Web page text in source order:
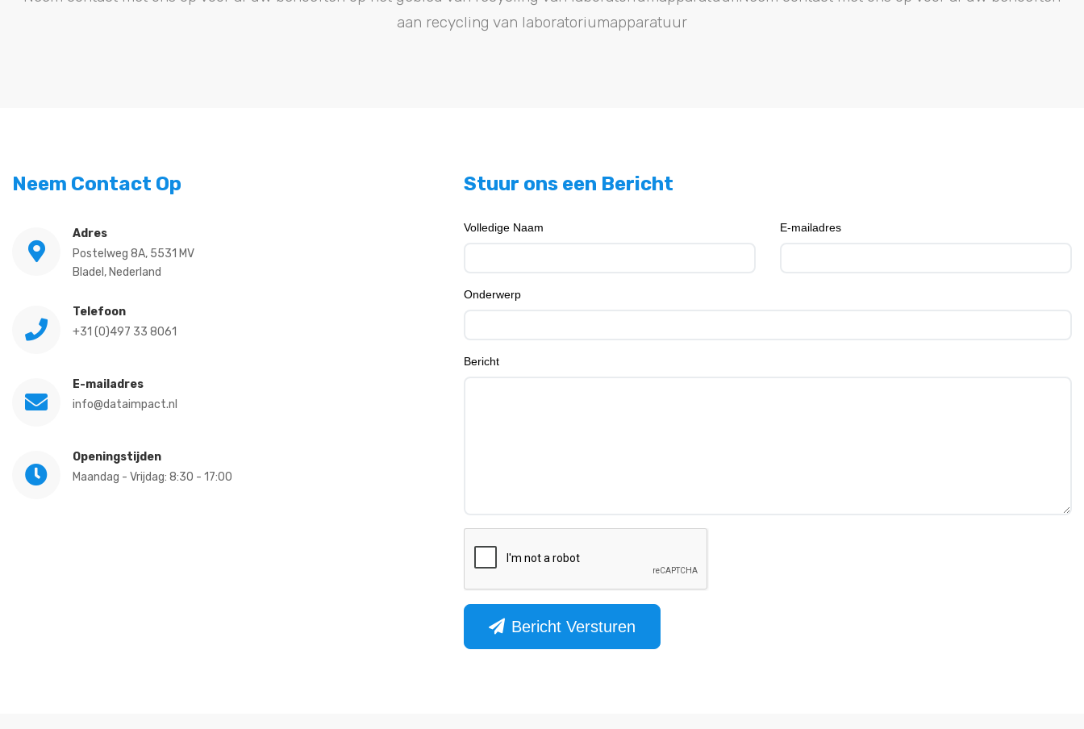
aan recycling van laboratoriumapparatuur
Neem Contact Op
Adres
Postelweg 8A, 5531 MV
Bladel, Nederland
Telefoon
+31 (0)497 33 8061
E-mailadres
info@dataimpact.nl
Openingstijden
Maandag - Vrijdag: 8:30 - 17:00
Stuur ons een Bericht
Volledige Naam E-mailadres
Onderwerp
Bericht
Bericht Versturen